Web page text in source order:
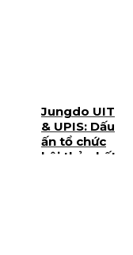
Jungdo UIT
& UPIS: Dấu
ấn tổ chức
hội thảo kết